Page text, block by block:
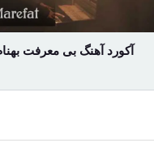
آکورد آهنگ بی معرفت